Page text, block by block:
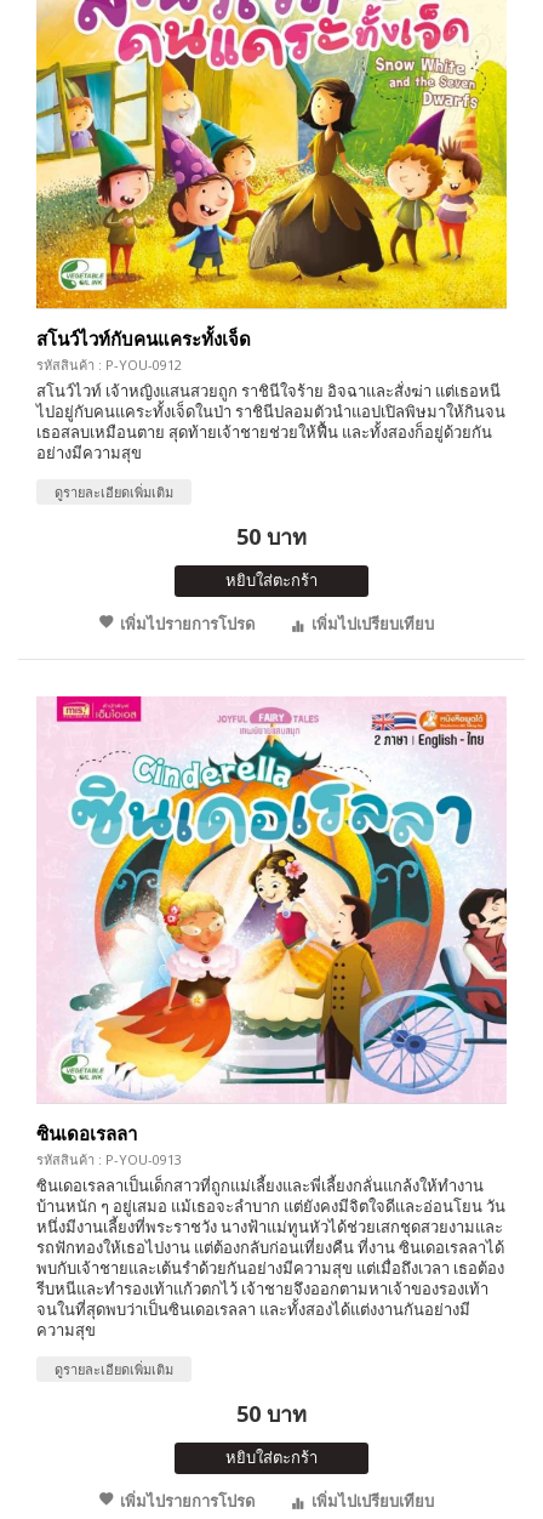
สโนว์ไวท์กับคนแคระทั้งเจ็ด
รหัสสินค้า : P-YOU-0912
สโนว์ไวท์ เจ้าหญิงแสนสวยถูก ราชินีใจร้าย อิจฉาและสั่งฆ่า แต่เธอหนี
ไปอยู่กับคนแคระทั้งเจ็ดในป่า ราชินีปลอมตัวนำแอปเปิลพิษมาให้กินจน
เธอสลบเหมือนตาย สุดท้ายเจ้าชายช่วยให้ฟื้น และทั้งสองก็อยู่ด้วยกัน
อย่างมีความสุข
ดูรายละเอียดเพิ่มเติม
50 บาท
หยิบใส่ตะกร้า
เพิ่มไปรายการโปรด
เพิ่มไปเปรียบเทียบ
ซินเดอเรลลา
รหัสสินค้า : P-YOU-0913
ซินเดอเรลลาเป็นเด็กสาวที่ถูกแม่เลี้ยงและพี่เลี้ยงกลั่นแกล้งให้ทำงาน
บ้านหนัก ๆ อยู่เสมอ แม้เธอจะลำบาก แต่ยังคงมีจิตใจดีและอ่อนโยน วัน
หนึ่งมีงานเลี้ยงที่พระราชวัง นางฟ้าแม่ทูนหัวได้ช่วยเสกชุดสวยงามและ
รถฟักทองให้เธอไปงาน แต่ต้องกลับก่อนเที่ยงคืน ที่งาน ซินเดอเรลลาได้
พบกับเจ้าชายและเต้นรำด้วยกันอย่างมีความสุข แต่เมื่อถึงเวลา เธอต้อง
รีบหนีและทำรองเท้าแก้วตกไว้ เจ้าชายจึงออกตามหาเจ้าของรองเท้า
จนในที่สุดพบว่าเป็นซินเดอเรลลา และทั้งสองได้แต่งงานกันอย่างมี
ความสุข
ดูรายละเอียดเพิ่มเติม
50 บาท
หยิบใส่ตะกร้า
เพิ่มไปรายการโปรด
เพิ่มไปเปรียบเทียบ